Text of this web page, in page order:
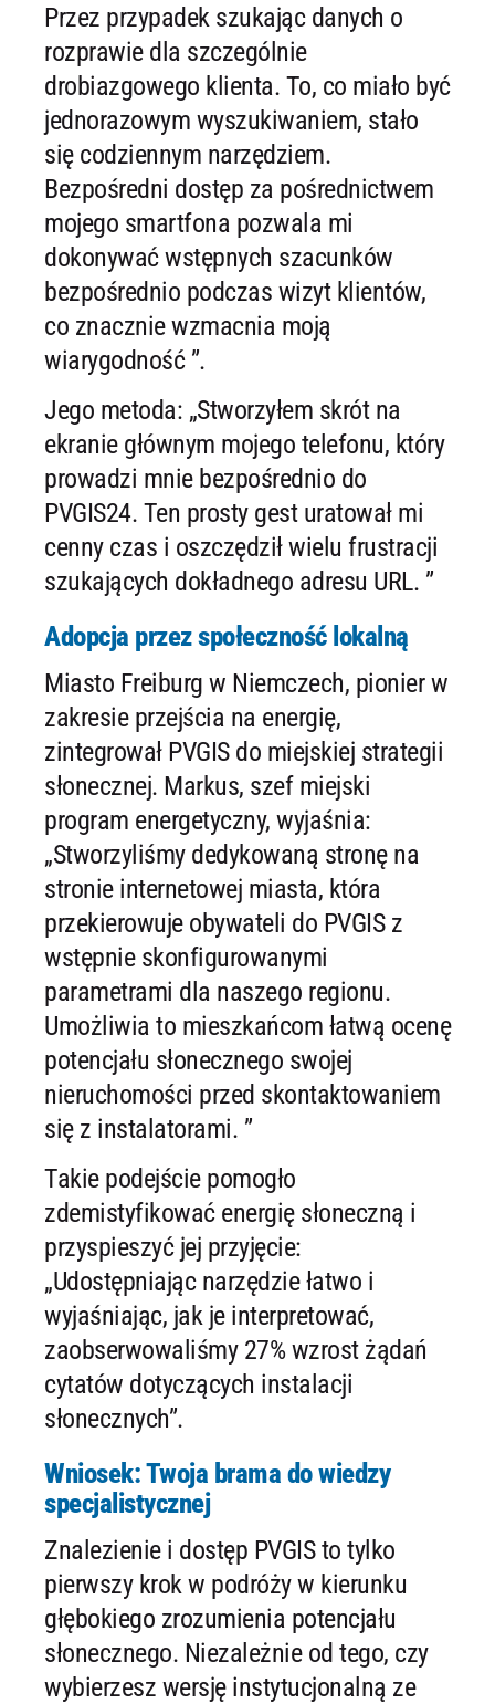
Przez przypadek szukając danych o
rozprawie dla szczególnie
drobiazgowego klienta. To, co miało być
jednorazowym wyszukiwaniem, stało
się codziennym narzędziem.
Bezpośredni dostęp za pośrednictwem
mojego smartfona pozwala mi
dokonywać wstępnych szacunków
bezpośrednio podczas wizyt klientów,
co znacznie wzmacnia moją
wiarygodność ”.
Jego metoda: „Stworzyłem skrót na
ekranie głównym mojego telefonu, który
prowadzi mnie bezpośrednio do
PVGIS24. Ten prosty gest uratował mi
cenny czas i oszczędził wielu frustracji
szukających dokładnego adresu URL. ”
Adopcja przez społeczność lokalną
Miasto Freiburg w Niemczech, pionier w
zakresie przejścia na energię,
zintegrował PVGIS do miejskiej strategii
słonecznej. Markus, szef miejski
program energetyczny, wyjaśnia:
„Stworzyliśmy dedykowaną stronę na
stronie internetowej miasta, która
przekierowuje obywateli do PVGIS z
wstępnie skonfigurowanymi
parametrami dla naszego regionu.
Umożliwia to mieszkańcom łatwą ocenę
potencjału słonecznego swojej
nieruchomości przed skontaktowaniem
się z instalatorami. ”
Takie podejście pomogło
zdemistyfikować energię słoneczną i
przyspieszyć jej przyjęcie:
„Udostępniając narzędzie łatwo i
wyjaśniając, jak je interpretować,
zaobserwowaliśmy 27% wzrost żądań
cytatów dotyczących instalacji
słonecznych”.
Wniosek: Twoja brama do wiedzy
specjalistycznej
Znalezienie i dostęp PVGIS to tylko
pierwszy krok w podróży w kierunku
głębokiego zrozumienia potencjału
słonecznego. Niezależnie od tego, czy
wybierzesz wersję instytucjonalną ze